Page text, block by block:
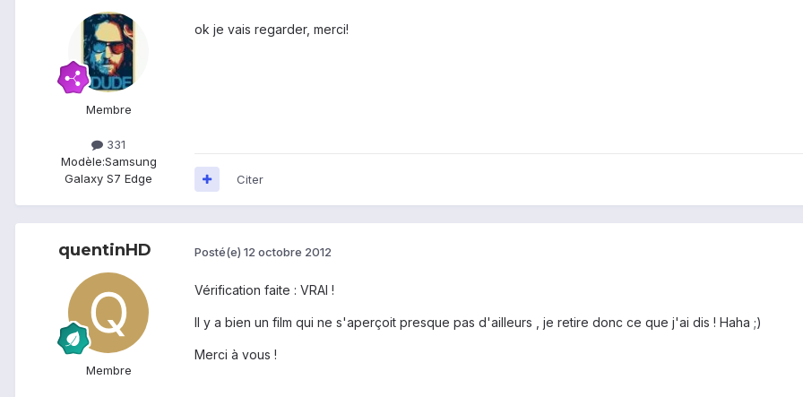
Membre
331
Modèle:Samsung
Galaxy S7 Edge
ok je vais regarder, merci!
Citer
quentinHD
Membre
Posté(e) 12 octobre 2012
Vérification faite : VRAI !
Il y a bien un film qui ne s'aperçoit presque pas d'ailleurs , je retire donc ce que j'ai dis ! Haha ;)
Merci à vous !